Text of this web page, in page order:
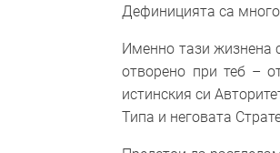
Дефиницията са
Именно тази жизнена
отворено при теб –
истинския си
Типа и неговата